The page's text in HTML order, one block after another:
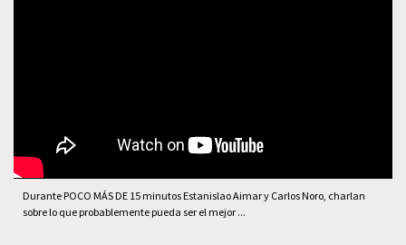
Durante POCO MÁS DE 15 minutos Estanislao Aimar y Carlos Noro, charlan
sobre lo que probablemente pueda ser el mejor ...